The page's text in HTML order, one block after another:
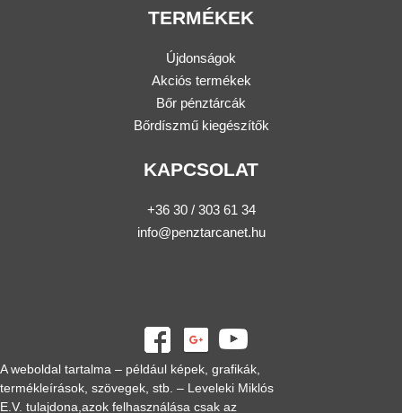
TERMÉKEK
Újdonságok
Akciós termékek
Bőr pénztárcák
Bőrdíszmű kiegészítők
KAPCSOLAT
+36 30 / 303 61 34
info@penztarcanet.hu
A weboldal tartalma – például képek, grafikák,
termékleírások, szövegek, stb. – Leveleki Miklós
E.V. tulajdona,azok felhasználása csak az